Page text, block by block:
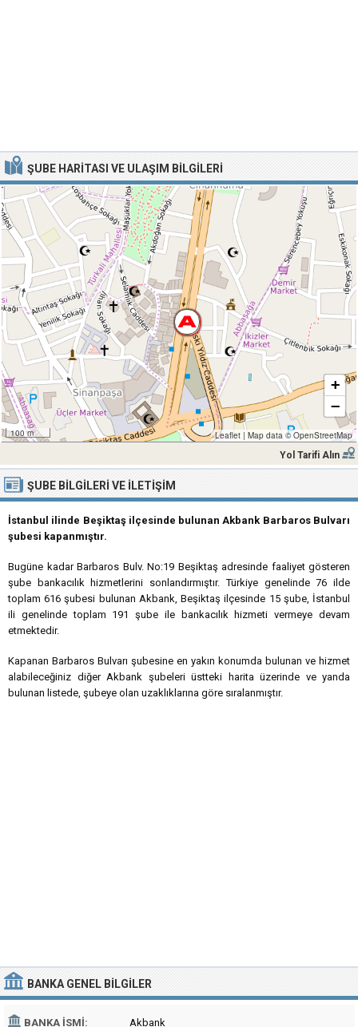
ŞUBE HARITASI VE ULAŞIM BILGILERI
100 m
+
−
Leaflet | Map data © OpenStreetMap
Yol Tarifi Alın
ŞUBE BILGILERI VE İLETIŞIM
İstanbul ilinde Beşiktaş ilçesinde bulunan Akbank Barbaros Bulvarı
şubesi kapanmıştır.
Bugüne kadar Barbaros Bulv. No:19 Beşiktaş adresinde faaliyet gösteren
şube bankacılık hizmetlerini sonlandırmıştır. Türkiye genelinde 76 ilde
toplam 616 şubesi bulunan Akbank, Beşiktaş ilçesinde 15 şube, İstanbul
ili genelinde toplam 191 şube ile bankacılık hizmeti vermeye devam
etmektedir.
Kapanan Barbaros Bulvarı şubesine en yakın konumda bulunan ve hizmet
alabileceğiniz diğer Akbank şubeleri üstteki harita üzerinde ve yanda
bulunan listede, şubeye olan uzaklıklarına göre sıralanmıştır.
BANKA GENEL BILGILER
BANKA İSMI: Akbank